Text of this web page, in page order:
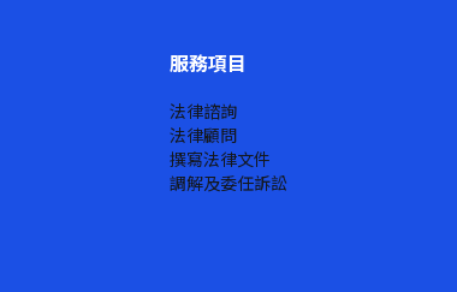
服務項目
法律諮詢
法律顧問
撰寫法律文件
調解及委任訴訟